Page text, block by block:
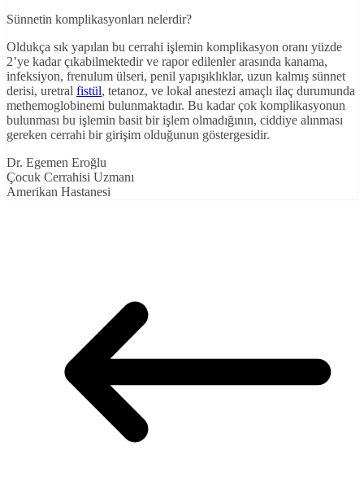
Sünnetin komplikasyonları nelerdir?
Oldukça sık yapılan bu cerrahi işlemin komplikasyon oranı yüzde
2’ye kadar çıkabilmektedir ve rapor edilenler arasında kanama,
infeksiyon, frenulum ülseri, penil yapışıklıklar, uzun kalmış sünnet
derisi, uretral fistül, tetanoz, ve lokal anestezi amaçlı ilaç durumunda
methemoglobinemi bulunmaktadır. Bu kadar çok komplikasyonun
bulunması bu işlemin basit bir işlem olmadığının, ciddiye alınması
gereken cerrahi bir girişim olduğunun göstergesidir.
Dr. Egemen Eroğlu
Çocuk Cerrahisi Uzmanı
Amerikan Hastanesi